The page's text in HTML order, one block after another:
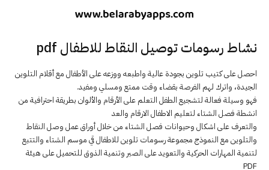
نشاط رسومات توصيل النقاط للاطفال pdf
احصل على كتيب تلوين بجودة عالية واطبعه ووزعه على الأطفال مع أقلام التلوين
الجيدة، واترك لهم الفرصة بقضاء وقت ممتع ومسلي ومفيد.
فهو وسيلة فعالة لتشجيع الطفل التعلم على الأرقام والألوان بطريقة احترافية من
انشطة فصل الشتاء لتعليم الاطفال الارقام والعد
والتعرف على اشكال وحيوانات فصل الشتاء من خلال أوراق عمل وصل النقاط
والتلوين مع النموذج مجموعة رسومات تلوين للاطفال قي موسم الشتاء والتتبع
لتنمية المهارات الحركية والتعويد على الصبر وتنمية الذوق للتحميل على هيئة
PDF